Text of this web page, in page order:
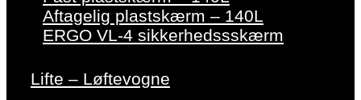
Aftagelig plastskærm – 140L
ERGO VL-4 sikkerhedssskærm
Lifte – Løftevogne